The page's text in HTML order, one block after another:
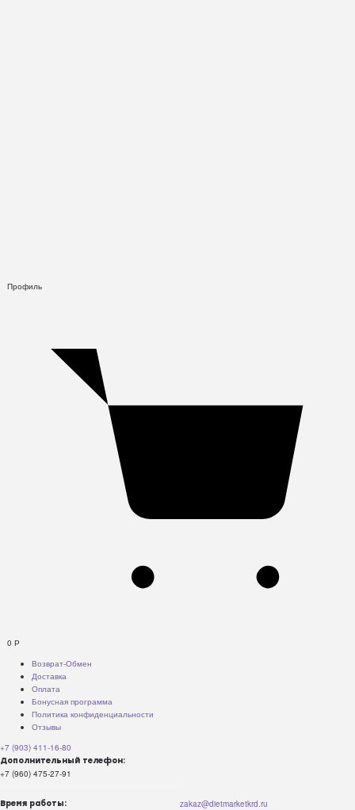
Профиль
0 Р
Возврат-Обмен
Доставка
Оплата
Бонусная программа
Политика конфиденциальности
Отзывы
+7 (903) 411-16-80
Дополнительный телефон:
+7 (960) 475-27-91
Время работы: zakaz@dietmarketkrd.ru